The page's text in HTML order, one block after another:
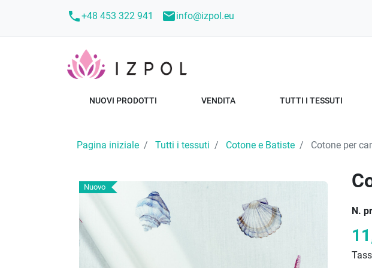
call+48 453 322 941 mailinfo@izpol.eu
NUOVI PRODOTTI VENDITA TUTTI I TESSUTI
Pagina iniziale Tutti i tessuti Cotone e Batiste Cotone per
Nuovo
N.